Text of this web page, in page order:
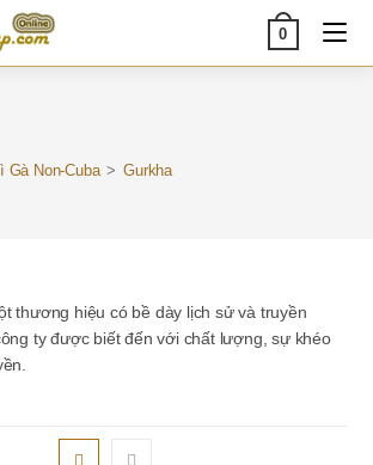
0
Gà Non-Cuba > Gurkha
thương hiệu có bề dày lịch sử và truyền
ty được biết đến với chất lượng, sự khéo